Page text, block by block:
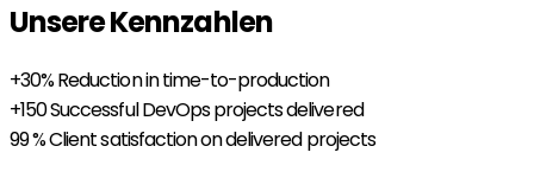
Unsere Kennzahlen
+30%Reduction in time-to-production
+150Successful DevOps projects delivered
99 %Client satisfaction on delivered projects